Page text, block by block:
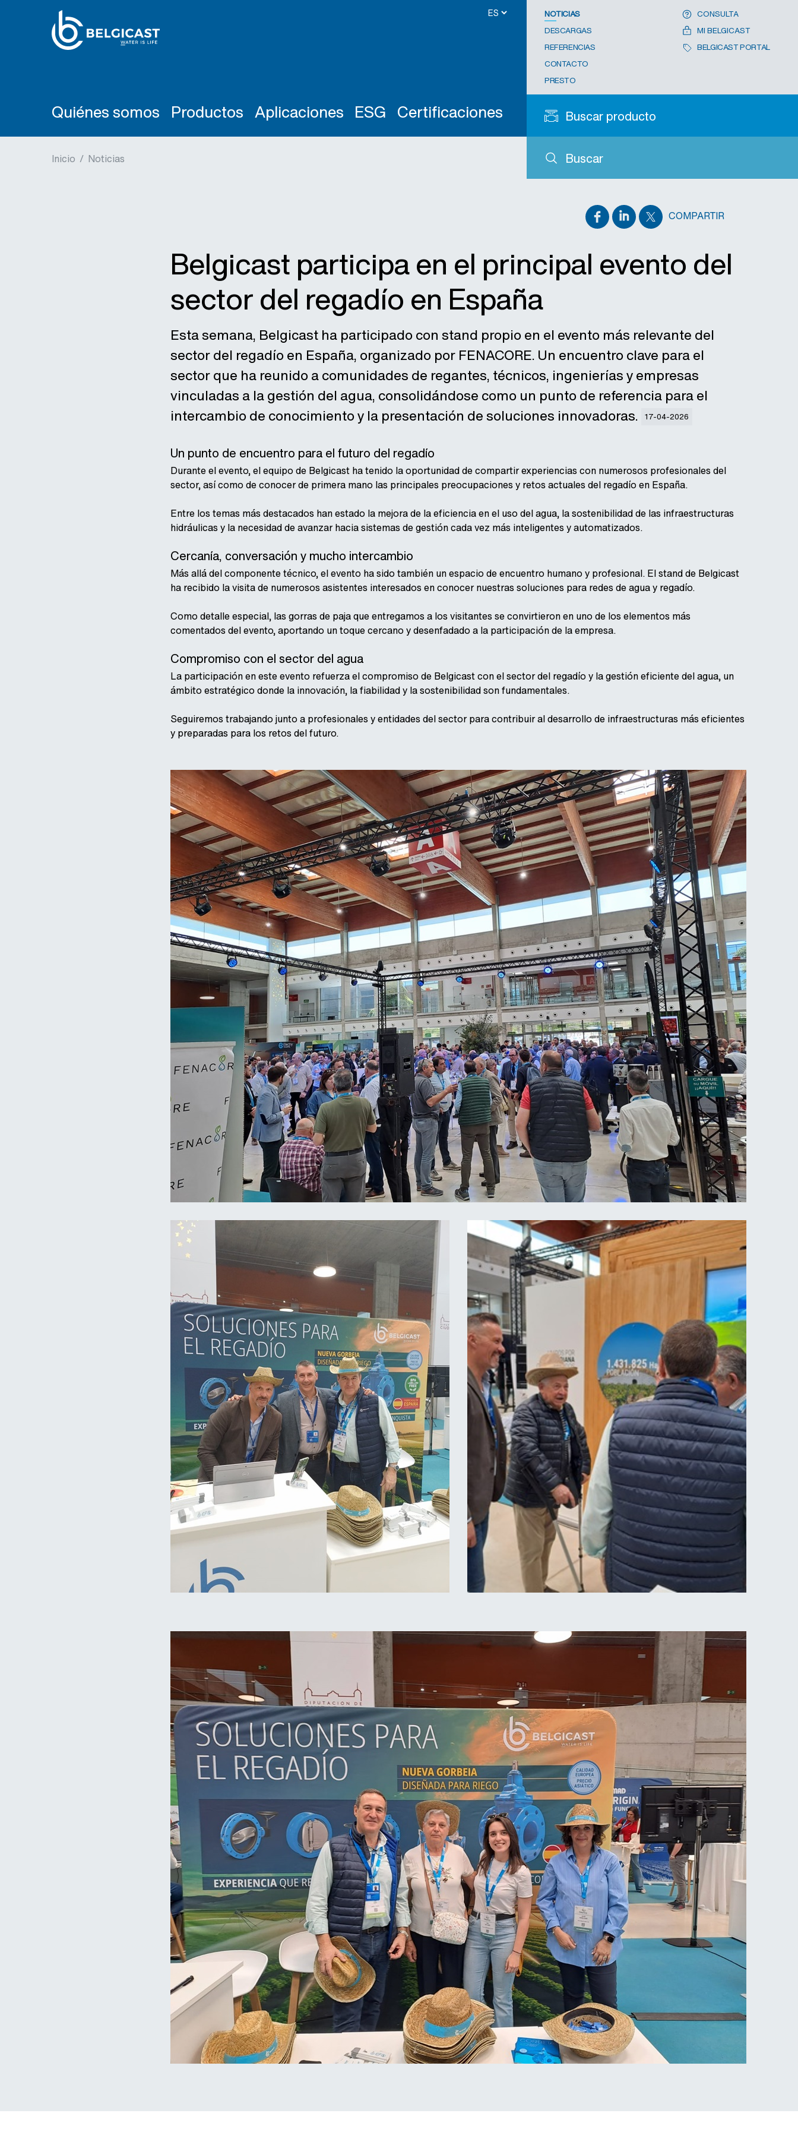
Quiénes somos Productos Aplicaciones ESG Certificaciones
Buscar
Buscar producto
NOTICIAS
DESCARGAS
REFERENCIAS
CONTACTO
PRESTO
CONSULTA
MI BELGICAST
BELGICAST PORTAL
Inicio / Noticias
COMPARTIR
Belgicast participa en el principal evento del
sector del regadío en España
Esta semana, Belgicast ha participado con stand propio en el evento más relevante del
sector del regadío en España, organizado por FENACORE. Un encuentro clave para el
sector que ha reunido a comunidades de regantes, técnicos, ingenierías y empresas
vinculadas a la gestión del agua, consolidándose como un punto de referencia para el
intercambio de conocimiento y la presentación de soluciones innovadoras.
17-04-2026
Un punto de encuentro para el futuro del regadío
Durante el evento, el equipo de Belgicast ha tenido la oportunidad de compartir experiencias con numerosos profesionales del
sector, así como de conocer de primera mano las principales preocupaciones y retos actuales del regadío en España.
Entre los temas más destacados han estado la mejora de la eficiencia en el uso del agua, la sostenibilidad de las infraestructuras
hidráulicas y la necesidad de avanzar hacia sistemas de gestión cada vez más inteligentes y automatizados.
Cercanía, conversación y mucho intercambio
Más allá del componente técnico, el evento ha sido también un espacio de encuentro humano y profesional. El stand de Belgicast
ha recibido la visita de numerosos asistentes interesados en conocer nuestras soluciones para redes de agua y regadío.
Como detalle especial, las gorras de paja que entregamos a los visitantes se convirtieron en uno de los elementos más
comentados del evento, aportando un toque cercano y desenfadado a la participación de la empresa.
Compromiso con el sector del agua
La participación en este evento refuerza el compromiso de Belgicast con el sector del regadío y la gestión eficiente del agua, un
ámbito estratégico donde la innovación, la fiabilidad y la sostenibilidad son fundamentales.
Seguiremos trabajando junto a profesionales y entidades del sector para contribuir al desarrollo de infraestructuras más eficientes
y preparadas para los retos del futuro.